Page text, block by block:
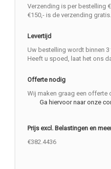
Verzending is per bestelling
€150,- is de verzending gratis.
Levertijd
Uw bestelling wordt binnen
Heeft u spoed, laat het ons
Offerte nodig
Wij maken graag een offerte
Ga hiervoor naar onze
Prijs excl. Belastingen en
€382.4436